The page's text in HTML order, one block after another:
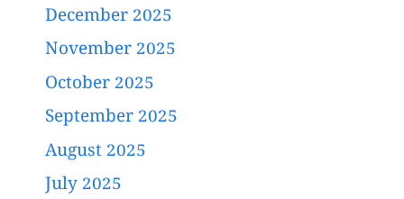
December 2025
November 2025
October 2025
September 2025
August 2025
July 2025